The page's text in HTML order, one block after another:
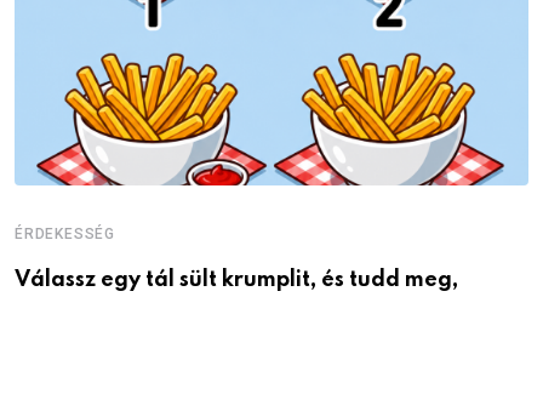
ÉRDEKESSÉG
Válassz egy tál sült krumplit, és tudd meg,